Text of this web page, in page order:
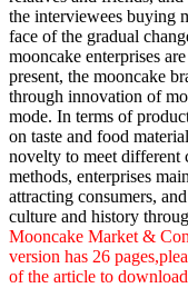
the interviewees buying
face of the gradual
mooncake enterprises
present, the mooncake
through innovation of
mode. In terms of
on taste and food
novelty to meet different
methods, enterprises
attracting consumers,
culture and history
Mooncake Market &
version has 26
of the article to